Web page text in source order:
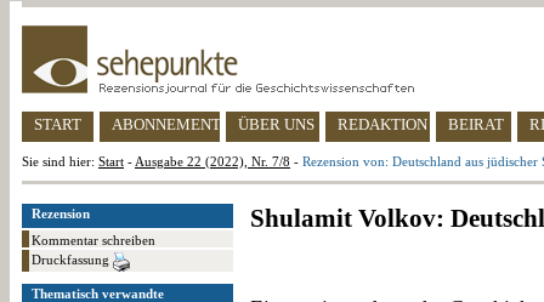
START ABONNEMENT ÜBER UNS REDAKTION BEIRAT
Sie sind hier: Start - Ausgabe 22 (2022), Nr. 7/8 - Rezension von: Deutschland aus jüdischer
Rezension
Kommentar schreiben
Druckfassung
Thematisch verwandte
Shulamit Volkov: